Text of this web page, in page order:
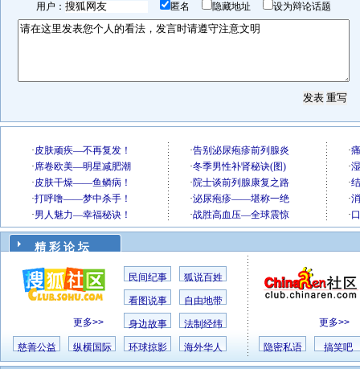
用户： 匿名 隐藏地址 设为辩论话题
精 彩 论 坛
更多>>
民间纪事 狐说百姓
看图说事 自由地带
身边故事 法制经纬
慈善公益 纵横国际 环球掠影 海外华人
更多>>
隐密私语 搞笑吧